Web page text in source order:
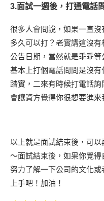
3.面試一週後，打通電話
很多人會問說，如果一直
多久可以打？老實講這沒
公告日期，當然就是乖乖
基本上打個電話問問是沒
踏實，二來有時候打電話
會讓資方覺得你很想要進來
以上就是面試結束後，可
～面試結束後，如果你覺
努力了解一下公司的文化
上手吧！加油！